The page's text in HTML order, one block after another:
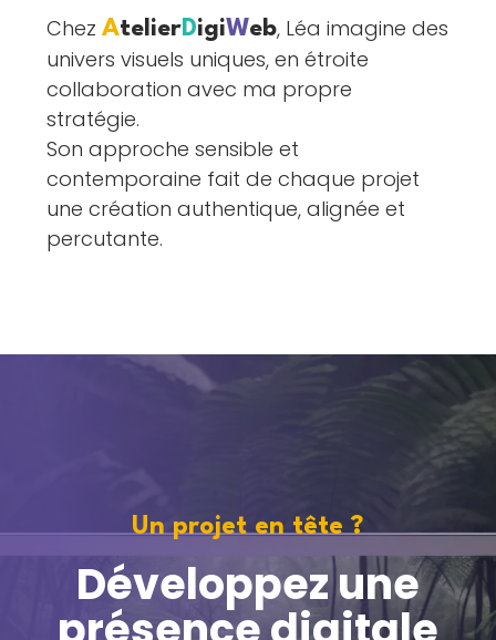
ChezAtelierDigiWeb, Léa imagine des
univers visuels uniques, en étroite
collaboration avec ma propre
stratégie.
Son approche sensible et
contemporaine fait de chaque projet
une création authentique, alignée et
percutante.
Un projet en tête ?
Développez une